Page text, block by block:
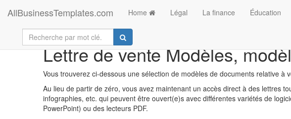
AllBusinessTemplates.com Home Légal La finance Éducation
Lettre de vente Modèles,
Vous trouverez ci-dessous une sélection de modèles de documents relative à
Au lieu de partir de zéro, vous avez maintenant un accès direct à des lettres
infographies, etc. qui peuvent être ouvert(e)s avec différentes variétés de
PowerPoint) ou des lecteurs PDF.